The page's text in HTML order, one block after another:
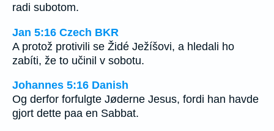
radi subotom.
Jan 5:16 Czech BKR
A protož protivili se Židé Ježíšovi, a hledali ho
zabíti, že to učinil v sobotu.
Johannes 5:16 Danish
Og derfor forfulgte Jøderne Jesus, fordi han havde
gjort dette paa en Sabbat.